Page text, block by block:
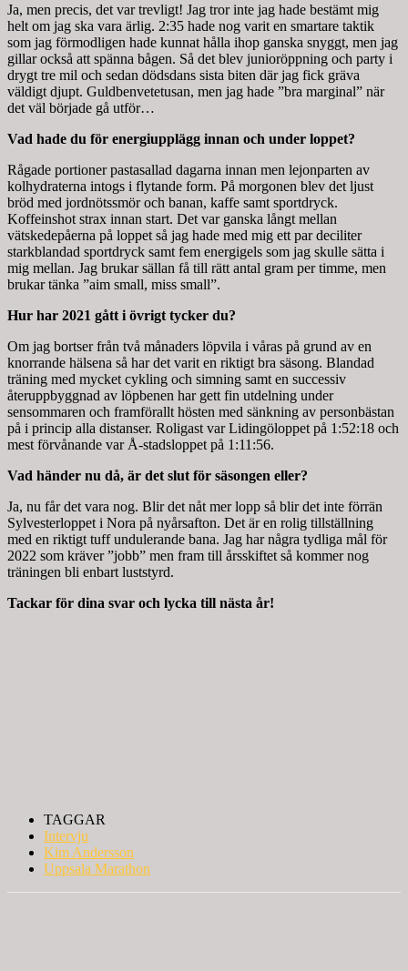
Ja, men precis, det var trevligt! Jag tror inte jag hade bestämt mig
helt om jag ska vara ärlig. 2:35 hade nog varit en smartare taktik
som jag förmodligen hade kunnat hålla ihop ganska snyggt, men jag
gillar också att spänna bågen. Så det blev junioröppning och party i
drygt tre mil och sedan dödsdans sista biten där jag fick gräva
väldigt djupt. Guldbenvetetusan, men jag hade ”bra marginal” när
det väl började gå utför…
Vad hade du för energiupplägg innan och under loppet?
Rågade portionerpastasallad dagarna innan men lejonparten av
kolhydraterna intogs i flytande form. På morgonen blev det ljust
bröd med jordnötssmör och banan, kaffe samt sportdryck.
Koffeinshot strax innan start. Det var ganska långt mellan
vätskedepåerna på loppet så jag hade med mig ett par deciliter
starkblandad sportdryck samt fem energigels som jag skulle sätta i
mig mellan. Jag brukar sällan få till rätt antal gram per timme, men
brukar tänka ”aim small, miss small”.
Hur har 2021 gått i övrigt tycker du?
Om jag bortser från två månaders löpvila i våras på grund av en
knorrande hälsena så har det varit en riktigt bra säsong. Blandad
träning med mycket cykling och simning samt en successiv
återuppbyggnad av löpbenen har gett fin utdelning under
sensommaren och framförallt hösten med sänkning av personbästan
på i princip alla distanser. Roligast var Lidingöloppet på 1:52:18 och
mest förvånande var Å-stadsloppet på 1:11:56.
Vad händer nu då, är det slut för säsongen eller?
Ja, nu får det vara nog. Blir det nåt mer lopp så blir det inte förrän
Sylvesterloppet i Nora på nyårsafton. Det är en rolig tillställning
med en riktigt tuff undulerande bana. Jag har några tydliga mål för
2022 som kräver ”jobb” men fram till årsskiftet så kommer nog
träningen bli enbart luststyrd.
Tackar för dina svar och lycka till nästa år!
TAGGAR
Intervju
Kim Andersson
Uppsala Marathon